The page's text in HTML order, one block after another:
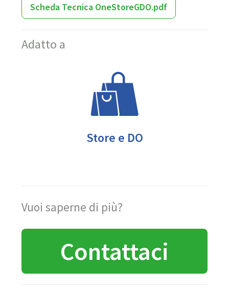
Scheda Tecnica OneStoreGDO.pdf
Adatto a
Store e DO
Vuoi saperne di più?
Contattaci